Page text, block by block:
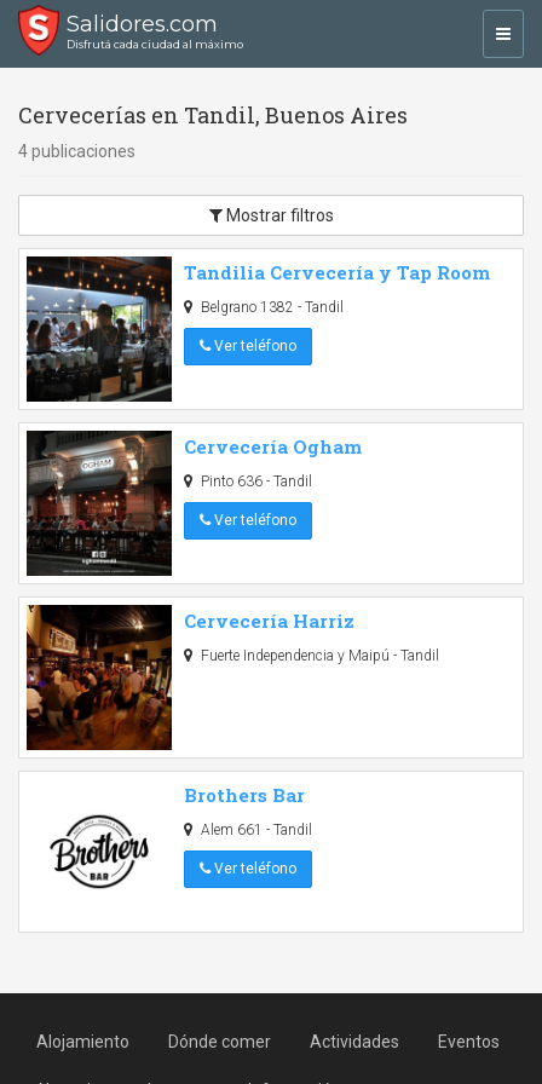
Salidores.com
Disfrutá cada ciudad al máximo
Cervecerías en Tandil, Buenos Aires
4 publicaciones
Mostrar filtros
Tandilia Cervecería y Tap Room
Belgrano 1382 - Tandil
Ver teléfono
Cervecería Ogham
Pinto 636 - Tandil
Ver teléfono
Cervecería Harriz
Fuerte Independencia y Maipú - Tandil
Brothers Bar
Alem 661 - Tandil
Ver teléfono
Alojamiento Dónde comer Actividades Eventos